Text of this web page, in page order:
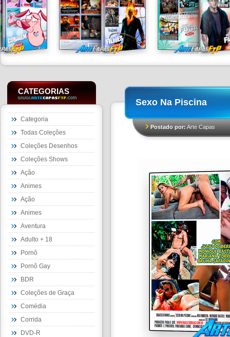
CATEGORIAS
Categoria
Todas Coleções
Coleções Desenhos
Coleções Shows
Ação
Animes
Ação
Animes
Aventura
Adulto + 18
Pornô
Pornô Gay
BDR
Coleções de Graça
Comédia
Corrida
DVD-R
Sexo Na Piscina
Postado por:Arte Capas